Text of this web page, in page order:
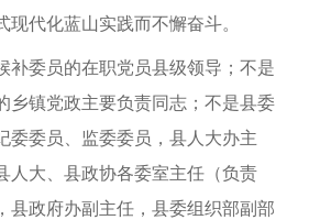
代化蓝山实践而不懈奋斗。
补委员的在职党员县级领导；不是
乡镇党政主要负责同志；不是县委
委委员、监委委员，县人大办主
人大、县政协各委室主任（负责
县政府办副主任，县委组织部副部